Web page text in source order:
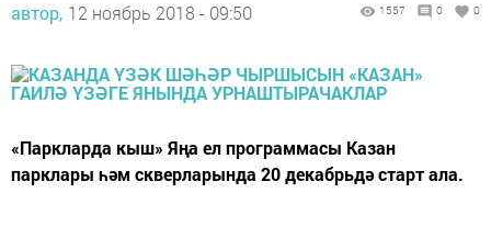
автор, 12 ноябрь 2018 - 09:50 1557 0 0
«Паркларда кыш» Яңа ел программасы Казан
парклары һәм скверларында 20 декабрьдә старт ала.